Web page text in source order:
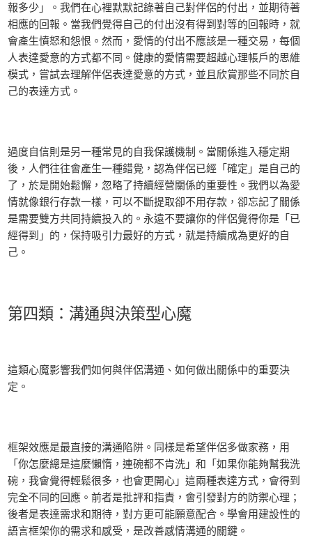
報多少」。我們在心裡默默記錄著自己對伴侶的付出，並期待著
相應的回報。當我們覺得自己的付出沒有得到對等的回報時，就
會產生憤怒和怨恨。然而，愛情的付出不應該是一種交易，每個
人表達愛意的方式都不同。健康的愛情需要超越心理帳戶的思維
模式，嘗試去理解伴侶表達愛意的方式，並且欣賞那些不同於自
己的表達方式。
過度自信則是另一種常見的自我保護機制。當關係進入穩定期
後，人們往往會產生一種錯覺，認為伴侶已經「確定」是自己的
了，於是開始鬆懈，忽略了持續經營關係的重要性。我們以為愛
情就像銀行存款一樣，可以不斷提取卻不用存款，卻忘記了關係
是需要雙方共同持續投入的。永遠不要讓你的伴侶覺得你是「已
經得到」的，保持吸引力最好的方式，就是持續成為更好的自
己。
第四類：溝通與決策型心魔
這類心魔影響我們如何與伴侶溝通、如何做出關係中的重要決
定。
框架效應是最直接的溝通陷阱。同樣是希望伴侶多做家務，用
「你怎麼總是這麼懶惰，連碗都不肯洗」和「如果你能夠幫我洗
碗，我會覺得輕鬆很多，也會更開心」這兩種表達方式，會得到
完全不同的回應。前者是批評和指責，會引發對方的防禦心理；
後者是表達需求和期待，對方更可能願意配合。學會用建設性的
語言框架你的需求和感受，是改善感情溝通的關鍵。